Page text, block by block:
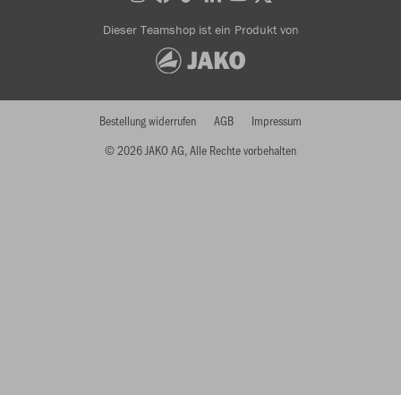
Dieser Teamshop ist ein Produkt von
© 2026 JAKO AG, Alle Rechte vorbehalten
Bestellung widerrufen AGB Impressum